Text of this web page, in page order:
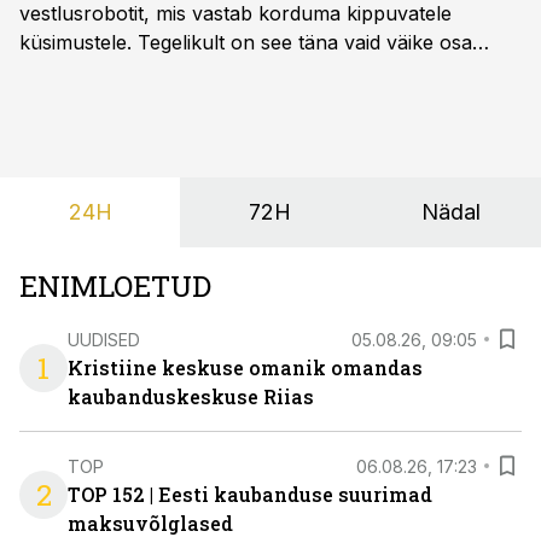
vestlusrobotit, mis vastab korduma kippuvatele
küsimustele. Tegelikult on see täna vaid väike osa
24H 72H Nädal
ENIMLOETUD
1
UUDISED 05.08.26, 09:05
Kristiine keskuse omanik omandas
kaubanduskeskuse Riias
2
TOP 06.08.26, 17:23
TOP 152 | Eesti kaubanduse suurimad
maksuvõlglased